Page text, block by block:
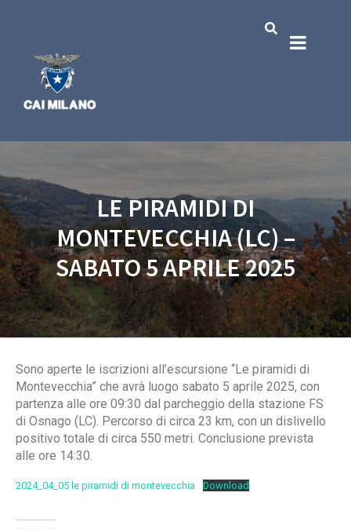
LE PIRAMIDI DI
MONTEVECCHIA (LC) –
SABATO 5 APRILE 2025
Sono aperte le iscrizioni all’escursione “Le piramidi di
Montevecchia” che avrà luogo sabato 5 aprile 2025, con
partenza alle ore 09:30 dal parcheggio della stazione FS
di Osnago (LC). Percorso di circa 23 km, con un dislivello
positivo totale di circa 550 metri. Conclusione prevista
alle ore 14:30.
2024_04_05 le piramidi di montevecchia Download